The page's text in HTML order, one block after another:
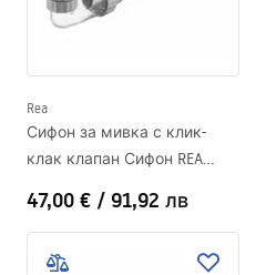
Rea
Сифон за мивка с клик-
клак клапан Сифон REA
47,00 € / 91,92 лв